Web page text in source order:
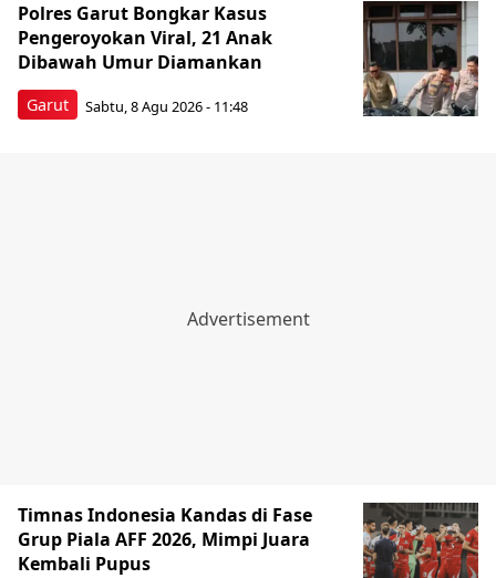
Garut
Polres Garut Bongkar Kasus
Pengeroyokan Viral, 21 Anak
Dibawah Umur Diamankan
Sabtu, 8 Agu 2026 - 11:48
Timnas Indonesia Kandas di Fase
Grup Piala AFF 2026, Mimpi Juara
Kembali Pupus